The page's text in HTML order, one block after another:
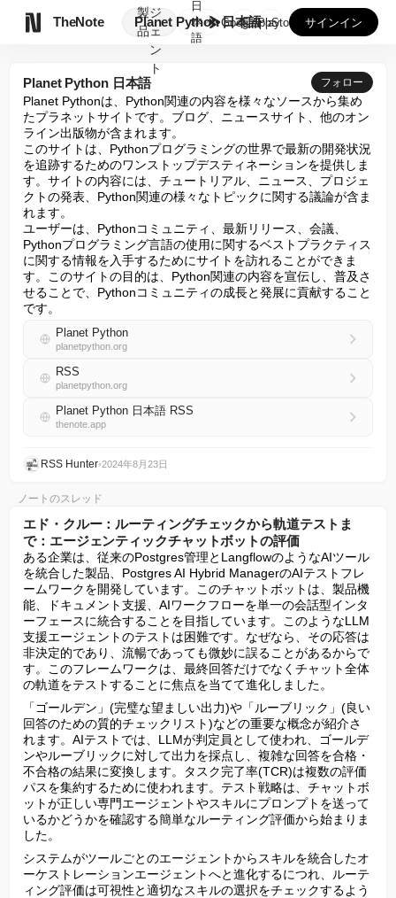
TheNote
製
品
ジ
ェ
ン
ト
Planet Python 日本語
日
本
語
GooglePlay
AppStore サインイン
Planet Python 日本語 フォロー
Planet Pythonは、Python関連の内容を様々なソースから集め
たプラネットサイトです。ブログ、ニュースサイト、他のオン
ライン出版物が含まれます。
このサイトは、Pythonプログラミングの世界で最新の開発状況
を追跡するためのワンストップデスティネーションを提供しま
す。サイトの内容には、チュートリアル、ニュース、プロジェ
クトの発表、Python関連の様々なトピックに関する議論が含ま
れます。
ユーザーは、Pythonコミュニティ、最新リリース、会議、
Pythonプログラミング言語の使用に関するベストプラクティス
に関する情報を入手するためにサイトを訪れることができま
す。このサイトの目的は、Python関連の内容を宣伝し、普及さ
せることで、Pythonコミュニティの成長と発展に貢献すること
です。
Planet Python
planetpython.org
RSS
planetpython.org
Planet Python 日本語 RSS
thenote.app
RSS Hunter•2024年8月23日
ノートのスレッド
エド・クルー：ルーティングチェックから軌道テストま
で：エージェンティックチャットボットの評価
ある企業は、従来のPostgres管理とLangflowのようなAIツール
を統合した製品、Postgres AI Hybrid ManagerのAIテストフレ
ームワークを開発しています。このチャットボットは、製品機
能、ドキュメント支援、AIワークフローを単一の会話型インタ
ーフェースに統合することを目指しています。このようなLLM
支援エージェントのテストは困難です。なぜなら、その応答は
非決定的であり、流暢であっても微妙に誤ることがあるからで
す。このフレームワークは、最終回答だけでなくチャット全体
の軌道をテストすることに焦点を当てて進化しました。
「ゴールデン」(完璧な望ましい出力)や「ルーブリック」(良い
回答のための質的チェックリスト)などの重要な概念が紹介さ
れます。AIテストでは、LLMが判定員として使われ、ゴールデ
ンやルーブリックに対して出力を採点し、複雑な回答を合格・
不合格の結果に変換します。タスク完了率(TCR)は複数の評価
パスを集約するために使われます。テスト戦略は、チャットボ
ットが正しい専門エージェントやスキルにプロンプトを送って
いるかどうかを確認する簡単なルーティング評価から始まりま
した。
システムがツールごとのエージェントからスキルを統合したオ
ーケストレーションエージェントへと進化するにつれ、ルーテ
ィング評価は可視性と適切なスキルの選択をチェックするよう